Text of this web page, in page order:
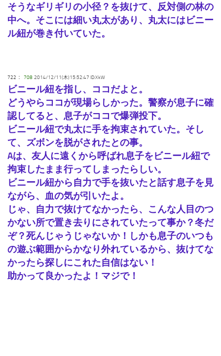
そうなギリギリの小径？を抜けて、反対側の林の
中へ。そこには細い丸太があり、丸太にはビニー
ル紐が巻き付いていた。
722 ： 708 2014/12/11(木)15:52:47 ID:XkW
ビニール紐を指し、ココだよと。
どうやらココが現場らしかった。警察が息子に確
認してると、息子がココで爆弾投下。
ビニール紐で丸太に手を拘束されていた。そし
て、ズボンを脱がされたとの事。
Aは、友人に遠くから呼ばれ息子をビニール紐で
拘束したまま行ってしまったらしい。
ビニール紐から自力で手を抜いたと話す息子を見
ながら、血の気が引いたよ。
じゃ、自力で抜けてなかったら、こんな人目のつ
かない所で置き去りにされていたって事か？冬だ
ぞ？死んじゃうじゃないか！しかも息子のいつも
の遊ぶ範囲からかなり外れているから、抜けてな
かったら探しにこれた自信はない！
助かって良かったよ！マジで！